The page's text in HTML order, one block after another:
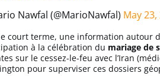
Nawfal (@MarioNawfal) May 23,
court terme, une information autour
à la célébration du mariage de
sur le cessez-le-feu avec l’Iran
pour superviser ces dossiers